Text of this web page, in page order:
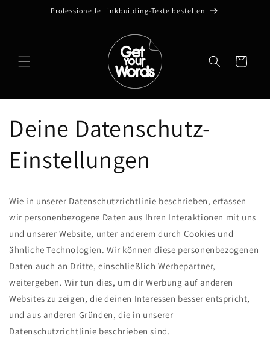
Professionelle Linkbuilding-Texte bestellen
Warenkorb
Deine Datenschutz-
Einstellungen
Wie in unserer Datenschutzrichtlinie beschrieben, erfassen
wir personenbezogene Daten aus Ihren Interaktionen mit uns
und unserer Website, unter anderem durch Cookies und
ähnliche Technologien. Wir können diese personenbezogenen
Daten auch an Dritte, einschließlich Werbepartner,
weitergeben. Wir tun dies, um dir Werbung auf anderen
Websites zu zeigen, die deinen Interessen besser entspricht,
und aus anderen Gründen, die in unserer
Datenschutzrichtlinie beschrieben sind.